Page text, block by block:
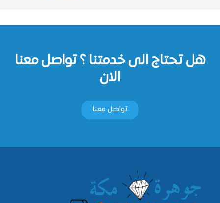
هل تحتاج الى خدمتنا ؟ تواصل معنا
الان
تواصل معنا